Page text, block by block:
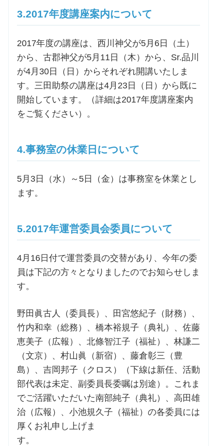
3.2017年度講座案内について
2017年度の講座は、西川神父が5月6日（土）
から、古郡神父が5月11日（木）から、Sr.品川
が4月30日（日）からそれぞれ開講いたしま
す。三田助祭の講座は4月23日（日）から既に
開始しています。（詳細は2017年度講座案内
をご覧ください）。
4.事務室の休業日について
5月3日（水）～5日（金）は事務室を休業とし
ます。
5.2017年運営委員会委員について
4月16日付で運営委員の交替があり、今年の委
員は下記の方々となりましたのでお知らせしま
す。
野田眞古人（委員長）、田宮悠紀子（財務）、
竹内和幸（総務）、橋本裕規子（典礼）、佐藤
恵美子（広報）、北條智江子（福祉）、林謙二
（文京）、村山眞（新宿）、藤倉彰三（豊
島）、吉岡邦子（クロス）（下線は新任、活動
部代表は未定、副委員長委嘱は別途）。これま
でご活躍いただいた南部純子（典礼）、高田雄
治（広報）、小池規久子（福祉）の各委員には
厚くお礼申し上げま
す